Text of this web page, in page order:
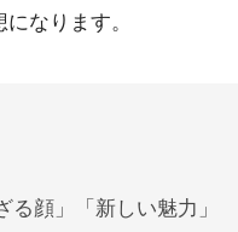
なります。
顔」「新しい魅力」